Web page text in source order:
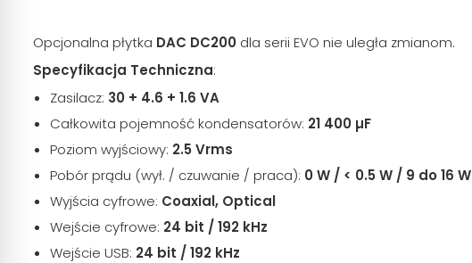
Opcjonalna płytka DAC DC200 dla serii EVO nie uległa zmianom.
Specyfikacja Techniczna:
Zasilacz: 30 + 4.6 + 1.6 VA
Całkowita pojemność kondensatorów: 21 400 µF
Poziom wyjściowy: 2.5 Vrms
Pobór prądu (wył. / czuwanie / praca): 0 W / < 0.5 W / 9 do 16 W
Wyjścia cyfrowe: Coaxial, Optical
Wejście cyfrowe: 24 bit / 192 kHz
Wejście USB: 24 bit / 192 kHz